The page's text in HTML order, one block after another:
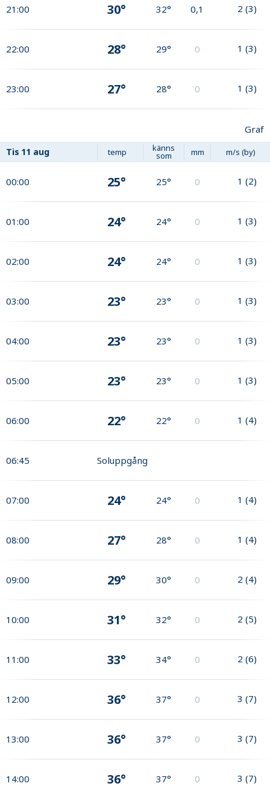
21:00 30° 32° 0,1 2 (3)
22:00 28° 29° 0 1 (3)
23:00 27° 28° 0 1 (3)
Graf
Tis 11 aug temp känns
som mm m/s (by)
00:00 25° 25° 0 1 (2)
01:00 24° 24° 0 1 (3)
02:00 24° 24° 0 1 (3)
03:00 23° 23° 0 1 (3)
04:00 23° 23° 0 1 (3)
05:00 23° 23° 0 1 (3)
06:00 22° 22° 0 1 (4)
06:45 Soluppgång
07:00 24° 24° 0 1 (4)
08:00 27° 28° 0 1 (4)
09:00 29° 30° 0 2 (4)
10:00 31° 32° 0 2 (5)
11:00 33° 34° 0 2 (6)
12:00 36° 37° 0 3 (7)
13:00 36° 37° 0 3 (7)
14:00 36° 37° 0 3 (7)